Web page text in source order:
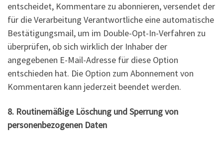
entscheidet, Kommentare zu abonnieren, versendet der
für die Verarbeitung Verantwortliche eine automatische
Bestätigungsmail, um im Double-Opt-In-Verfahren zu
überprüfen, ob sich wirklich der Inhaber der
angegebenen E-Mail-Adresse für diese Option
entschieden hat. Die Option zum Abonnement von
Kommentaren kann jederzeit beendet werden.
8. Routinemäßige Löschung und Sperrung von
personenbezogenen Daten